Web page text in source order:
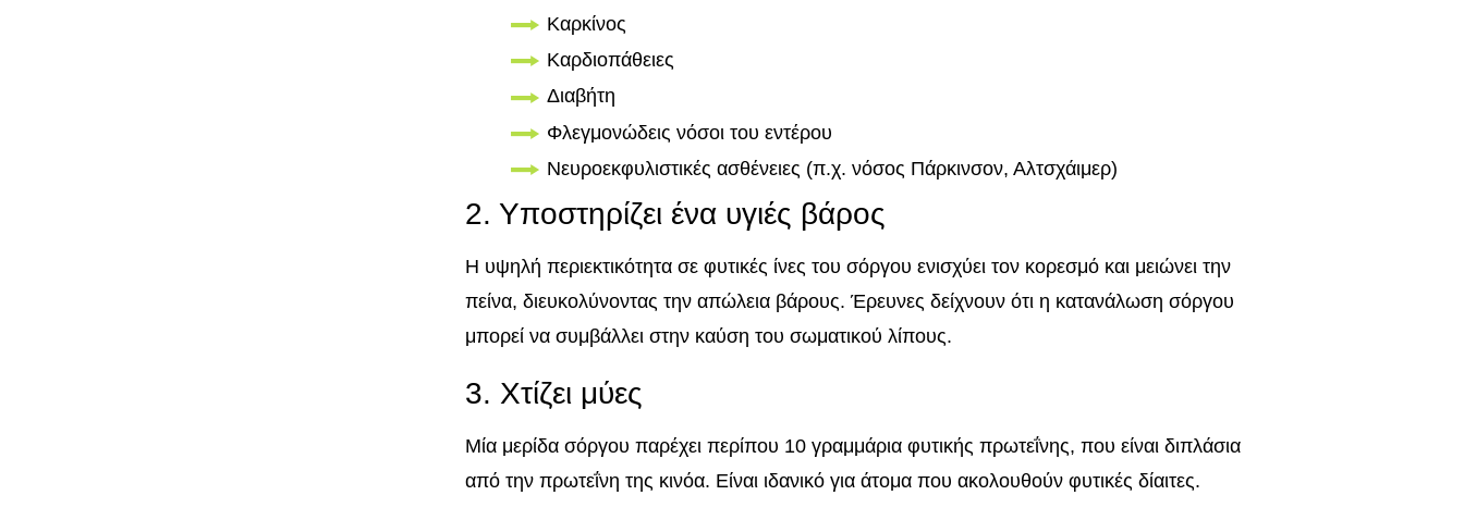
Καρκίνος
Καρδιοπάθειες
Διαβήτη
Φλεγμονώδεις νόσοι του εντέρου
Νευροεκφυλιστικές ασθένειες (π.χ. νόσος Πάρκινσον, Αλτσχάιμερ)
2. Υποστηρίζει ένα υγιές βάρος
Η υψηλή περιεκτικότητα σε φυτικές ίνες του σόργου ενισχύει τον κορεσμό και μειώνει την
πείνα, διευκολύνοντας την απώλεια βάρους. Έρευνες δείχνουν ότι η κατανάλωση σόργου
μπορεί να συμβάλλει στην καύση του σωματικού λίπους.
3. Χτίζει μύες
Μία μερίδα σόργου παρέχει περίπου 10 γραμμάρια φυτικής πρωτεΐνης, που είναι διπλάσια
από την πρωτεΐνη της κινόα. Είναι ιδανικό για άτομα που ακολουθούν φυτικές δίαιτες.